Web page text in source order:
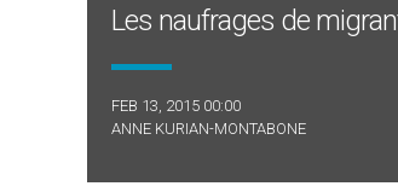
Les naufrages de
FEB 13, 2015 00:00
ANNE KURIAN-MONTABONE